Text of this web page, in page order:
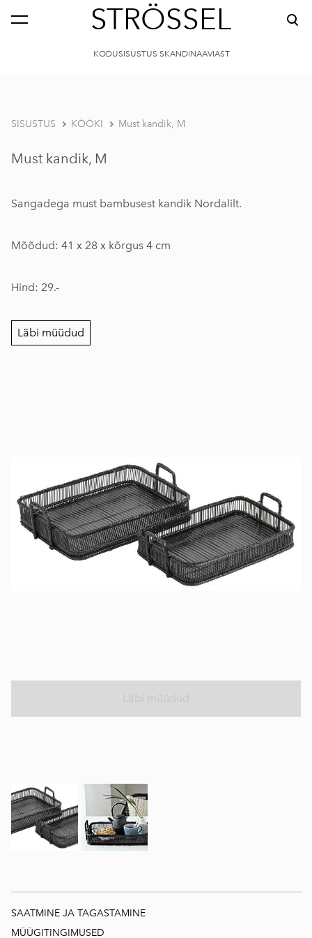
STRÖSSEL
KODUSISUSTUS SKANDINAAVIAST
SISUSTUS KÖÖKI Must kandik, M
Must kandik, M
Sangadega must bambusest kandik Nordalilt.
Mõõdud: 41 x 28 x kõrgus 4 cm
Hind: 29.-
Läbi müüdud
SAATMINE JA TAGASTAMINE
MÜÜGITINGIMUSED